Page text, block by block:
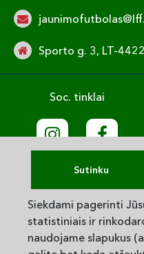
Sporto g. 3, LT-
Soc. tinklai
© 2025. LVJUFA.
Sutinku
Siekdami pagerinti
statistiniais ir
naudojame slapukus